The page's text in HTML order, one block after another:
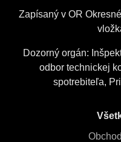
Zapísaný v OR
Dozorný orgán:
odbor technickej
spotrebiteľa,